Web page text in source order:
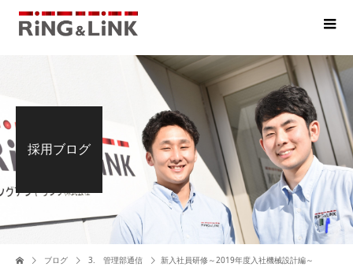
採用ブログ
ブログ 3. 管理部通信 新入社員研修～2019年度入社機械設計編～